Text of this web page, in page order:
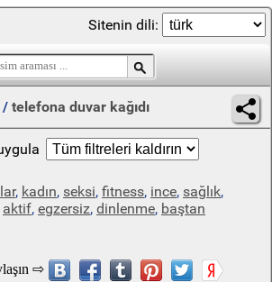
Sitenin dili:
/ telefona duvar kağıdı
, kadın, seksi, fitness, ince, sağlık,
aktif, egzersiz, dinlenme, baştan